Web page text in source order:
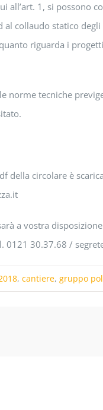
all’art. 1, si possono
collaudo statico
riguarda i
norme tecniche
della circolare è
a vostra
0121 30.37.68 /
, cantiere, gruppo